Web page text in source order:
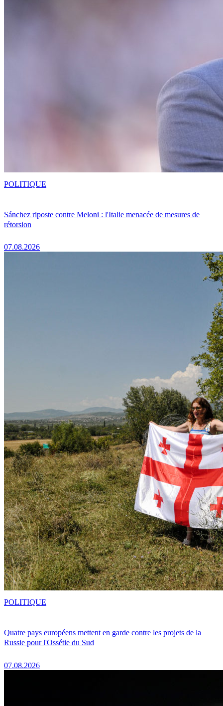
Sánchez riposte contre Meloni : l'Italie menacée de mesures de
rétorsion
07.08.2026
POLITIQUE
Quatre pays européens mettent en garde contre les projets de la
Russie pour l'Ossétie du Sud
07.08.2026
POLITIQUE